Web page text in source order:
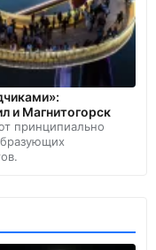
и Магнитогорск
принципиально